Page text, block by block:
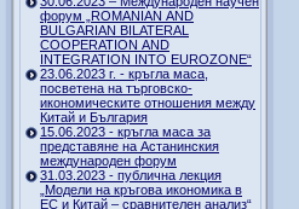
форум „ROMANIAN AND
BULGARIAN BILATERAL
COOPERATION AND
INTEGRATION INTO EUROZONE“
23.06.2023 г. - кръгла маса,
посветена на търговско-
икономическите отношения между
Китай и България
15.06.2023 - кръгла маса за
представяне на Астанинския
международен форум
31.03.2023 - публична лекция
„Модели на кръгова икономика в
ЕС и Китай – сравнителен анализ“